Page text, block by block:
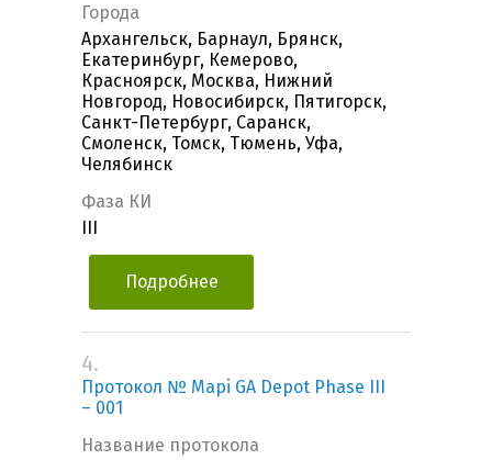
Города
Архангельск, Барнаул, Брянск,
Екатеринбург, Кемерово,
Красноярск, Москва, Нижний
Новгород, Новосибирск, Пятигорск,
Санкт-Петербург, Саранск,
Смоленск, Томск, Тюмень, Уфа,
Челябинск
Фаза КИ
Подробнее
4.
Протокол № Mapi GA Depot Phase III
– 001
Название протокола